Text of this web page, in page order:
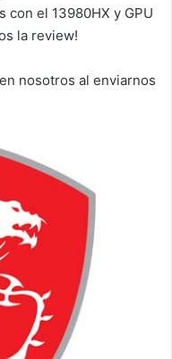
con el 13980HX y GPU
la review!
nosotros al enviarnos